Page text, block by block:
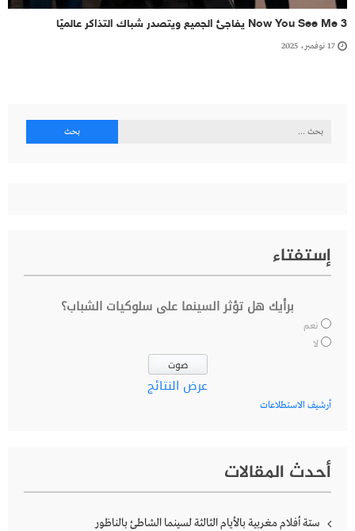
Now You See Me 3 يفاجئ الجميع ويتصدر شباك التذاكر عالميًا
17 نوفمبر، 2025
البحث
إستفتاء
برأيك هل تؤثر السينما على سلوكيات الشباب؟
نعم
لا
عرض النتائج
أرشيف الاستطلاعات
أحدث المقالات
ستة أفلام مغربية بالأيام الثالثة لسينما الشاطئ بالناظور